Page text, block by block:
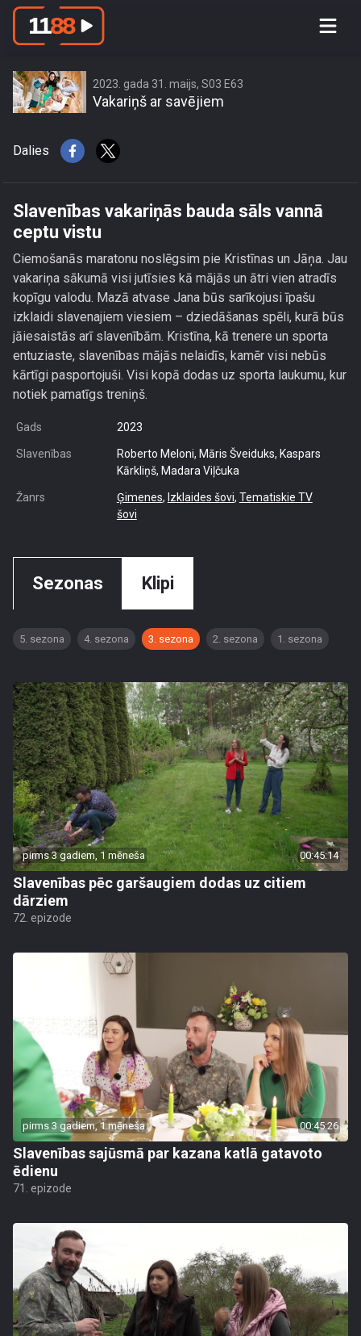
Slavenības vakariņās bauda sāls
2023. gada 31. maijs, S03 E63
Vakariņš ar savējiem
Dalies
Slavenības vakariņās bauda sāls vannā
ceptu vistu
Ciemošanās maratonu noslēgsim pie Kristīnas un Jāņa. Jau
vakariņa sākumā visi jutīsies kā mājās un ātri vien atradīs
kopīgu valodu. Mazā atvase Jana būs sarīkojusi īpašu
izklaidi slavenajiem viesiem – dziedāšanas spēli, kurā būs
jāiesaistās arī slavenībām. Kristīna, kā trenere un sporta
entuziaste, slavenības mājās nelaidīs, kamēr visi nebūs
kārtīgi pasportojuši. Visi kopā dodas uz sporta laukumu, kur
notiek pamatīgs treniņš.
Gads 2023
Slavenības
Roberto Meloni, Māris Šveiduks, Kaspars
Kārkliņš, Madara Viļčuka
Žanrs Ģimenes, Izklaides šovi, Tematiskie TV
šovi
Sezonas Klipi
5. sezona 4. sezona 3. sezona 2. sezona 1. sezona
pirms 3 gadiem, 1 mēneša 00:45:14
Slavenības pēc garšaugiem dodas uz citiem
dārziem
72. epizode
pirms 3 gadiem, 1 mēneša 00:45:26
Slavenības sajūsmā par kazana katlā gatavoto
ēdienu
71. epizode